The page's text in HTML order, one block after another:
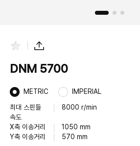
찾
기
공
하
기
DNM 5700
METRIC
IMPERIAL
최대 스핀들
속도
8000 r/min
X축 이송거리
1050 mm
Y축 이송거리
570 mm